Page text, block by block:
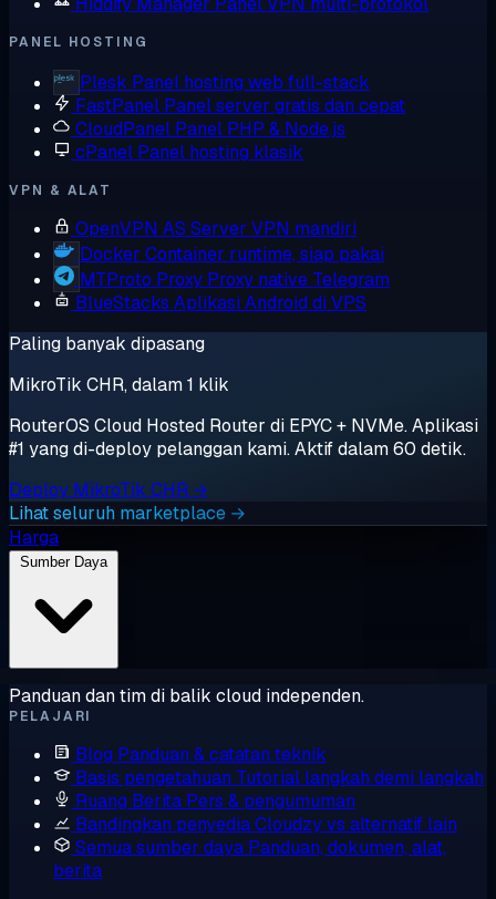
PANEL HOSTING
Plesk Panel hosting web full-stack
FastPanel Panel server gratis dan cepat
CloudPanel Panel PHP & Node.js
cPanel Panel hosting klasik
VPN & ALAT
OpenVPN AS Server VPN mandiri
Docker Container runtime, siap pakai
MTProto Proxy Proxy native Telegram
BlueStacks Aplikasi Android di VPS
Paling banyak dipasang
MikroTik CHR, dalam 1 klik
RouterOS Cloud Hosted Router di EPYC + NVMe. Aplikasi
#1 yang di-deploy pelanggan kami. Aktif dalam 60 detik.
Deploy MikroTik CHR →
Lihat seluruh marketplace →
Harga
Sumber Daya
Panduan dan tim di balik cloud independen.
PELAJARI
Blog Panduan & catatan teknik
Basis pengetahuan Tutorial langkah demi langkah
Ruang Berita Pers & pengumuman
Bandingkan penyediaCloudzy vs alternatif lain
Semua sumber daya Panduan, dokumen, alat,
berita